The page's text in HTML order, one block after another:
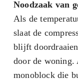
Noodzaak van
Als de
slaat de
blijft
door de woning.
monoblock die